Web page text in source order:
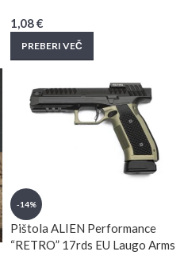
1,08€
PREBERI VEČ
-14%
Pištola ALIEN Performance
“RETRO” 17rds EU Laugo Arms